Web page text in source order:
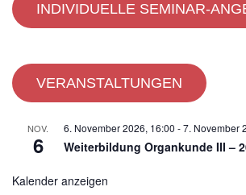
INDIVIDUELLE SEMINAR-
VERANSTALTUNGEN
NOV.
6
6. November 2026, 16:00 -7. November
Weiterbildung Organkunde III –
Kalender anzeigen